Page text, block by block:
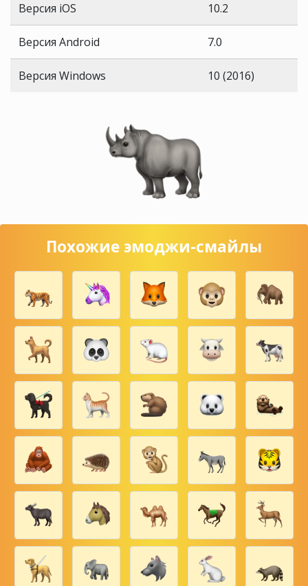
Версия iOS 10.2
Версия Android 7.0
Версия Windows 10 (2016)
Похожие эмоджи-смайлы